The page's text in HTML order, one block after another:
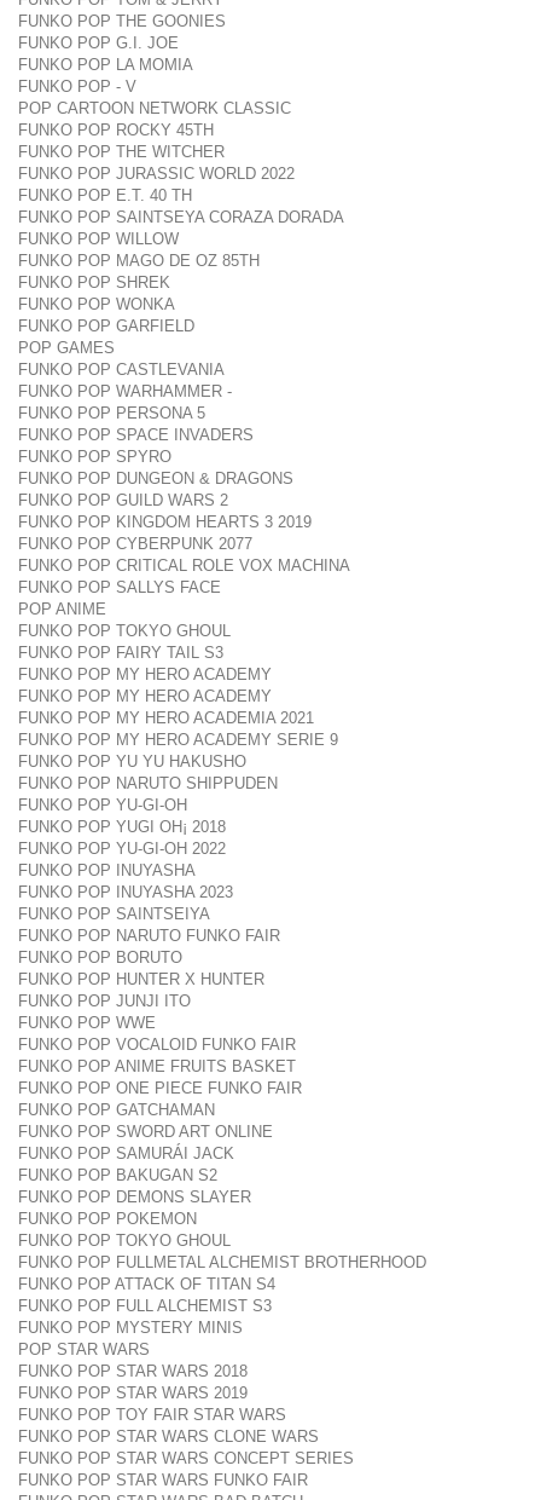
FUNKO POP THE GOONIES
FUNKO POP G.I. JOE
FUNKO POP LA MOMIA
FUNKO POP - V
POP CARTOON NETWORK CLASSIC
FUNKO POP ROCKY 45TH
FUNKO POP THE WITCHER
FUNKO POP JURASSIC WORLD 2022
FUNKO POP E.T. 40 TH
FUNKO POP SAINTSEYA CORAZA DORADA
FUNKO POP WILLOW
FUNKO POP MAGO DE OZ 85TH
FUNKO POP SHREK
FUNKO POP WONKA
FUNKO POP GARFIELD
POP GAMES
FUNKO POP CASTLEVANIA
FUNKO POP WARHAMMER -
FUNKO POP PERSONA 5
FUNKO POP SPACE INVADERS
FUNKO POP SPYRO
FUNKO POP DUNGEON & DRAGONS
FUNKO POP GUILD WARS 2
FUNKO POP KINGDOM HEARTS 3 2019
FUNKO POP CYBERPUNK 2077
FUNKO POP CRITICAL ROLE VOX MACHINA
FUNKO POP SALLYS FACE
POP ANIME
FUNKO POP TOKYO GHOUL
FUNKO POP FAIRY TAIL S3
FUNKO POP MY HERO ACADEMY
FUNKO POP MY HERO ACADEMY
FUNKO POP MY HERO ACADEMIA 2021
FUNKO POP MY HERO ACADEMY SERIE 9
FUNKO POP YU YU HAKUSHO
FUNKO POP NARUTO SHIPPUDEN
FUNKO POP YU-GI-OH
FUNKO POP YUGI OH¡ 2018
FUNKO POP YU-GI-OH 2022
FUNKO POP INUYASHA
FUNKO POP INUYASHA 2023
FUNKO POP SAINTSEIYA
FUNKO POP NARUTO FUNKO FAIR
FUNKO POP BORUTO
FUNKO POP HUNTER X HUNTER
FUNKO POP JUNJI ITO
FUNKO POP WWE
FUNKO POP VOCALOID FUNKO FAIR
FUNKO POP ANIME FRUITS BASKET
FUNKO POP ONE PIECE FUNKO FAIR
FUNKO POP GATCHAMAN
FUNKO POP SWORD ART ONLINE
FUNKO POP SAMURÁI JACK
FUNKO POP BAKUGAN S2
FUNKO POP DEMONS SLAYER
FUNKO POP POKEMON
FUNKO POP TOKYO GHOUL
FUNKO POP FULLMETAL ALCHEMIST BROTHERHOOD
FUNKO POP ATTACK OF TITAN S4
FUNKO POP FULL ALCHEMIST S3
FUNKO POP MYSTERY MINIS
POP STAR WARS
FUNKO POP STAR WARS 2018
FUNKO POP STAR WARS 2019
FUNKO POP TOY FAIR STAR WARS
FUNKO POP STAR WARS CLONE WARS
FUNKO POP STAR WARS CONCEPT SERIES
FUNKO POP STAR WARS FUNKO FAIR